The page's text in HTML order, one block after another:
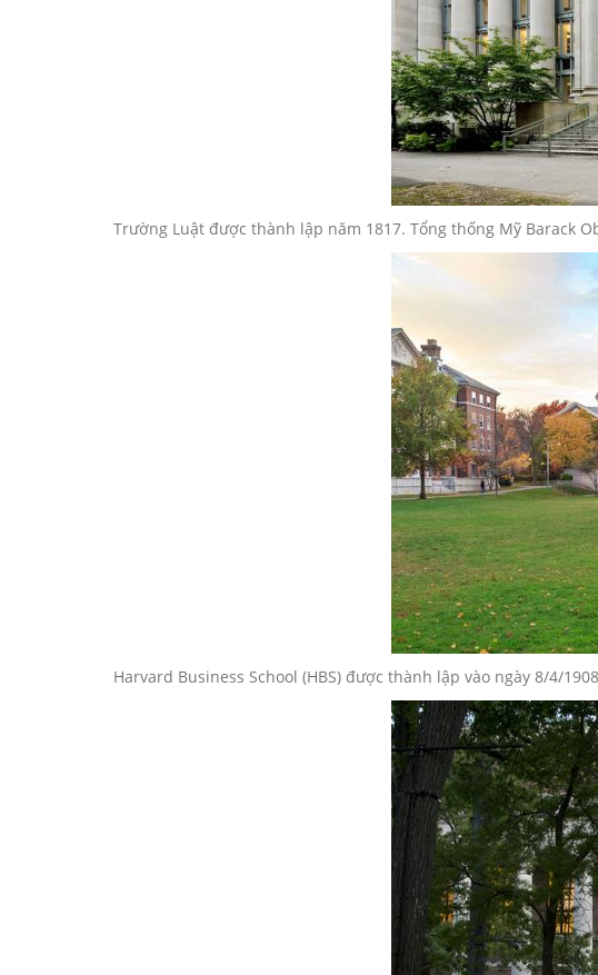
Trường Luật được thành lập năm 1817. Tổng thống Mỹ Barack
Harvard Business School (HBS) được thành lập vào ngày 8/4/